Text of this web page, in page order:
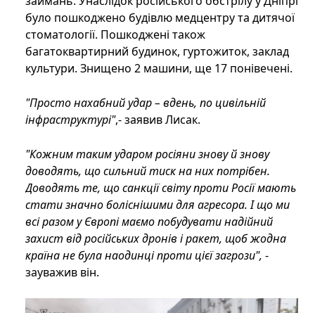
було пошкоджено будівлю медцентру та дитячої
стоматології. Пошкоджені також
багатоквартирний будинок, гуртожиток, заклад
культури. Знищено 2 машини, ще 17 понівечені.
"Просто нахабний удар – вдень, по цивільній
інфраструктурі",- заявив Лисак.
"Кожним таким ударом росіяни знову й знову
доводять, що сильний тиск на них потрібен.
Доводять те, що санкції світу проти Росії мають
стати значно боліснішими для агресора. І що ми
всі разом у Європі маємо побудувати надійний
захист від російських дронів і ракет, щоб жодна
країна не була наодинці проти цієї загрози", -
зауважив він.